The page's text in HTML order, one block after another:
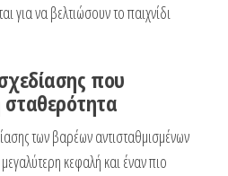
για να βελτιώσουν το παιχνίδι
που
των βαρέων αντισταθμισμένων
κεφαλή και έναν πιο